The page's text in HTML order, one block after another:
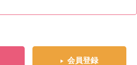
会員登録